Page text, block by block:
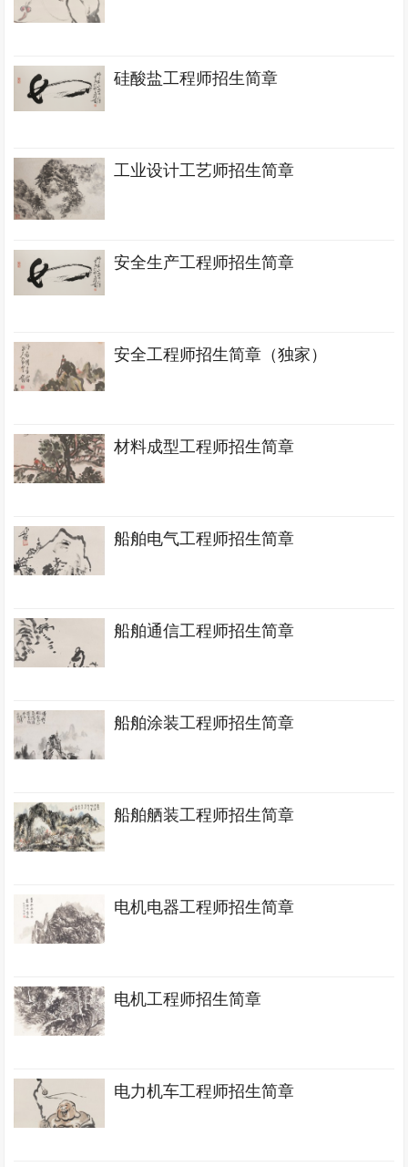
硅酸盐工程师招生简章
工业设计工艺师招生简章
安全生产工程师招生简章
安全工程师招生简章（独家）
材料成型工程师招生简章
船舶电气工程师招生简章
船舶通信工程师招生简章
船舶涂装工程师招生简章
船舶舾装工程师招生简章
电机电器工程师招生简章
电机工程师招生简章
电力机车工程师招生简章